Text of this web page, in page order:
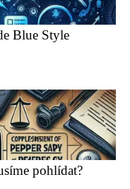
Blue Style
pohlídat?